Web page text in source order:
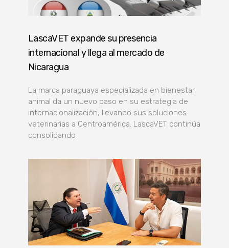
LascaVET expande su presencia
internacional y llega al mercado de
Nicaragua
La marca paraguaya especializada en bienestar
animal da un nuevo paso en su estrategia de
internacionalización, llevando sus soluciones
veterinarias a Centroamérica. LascaVET continúa
consolidando